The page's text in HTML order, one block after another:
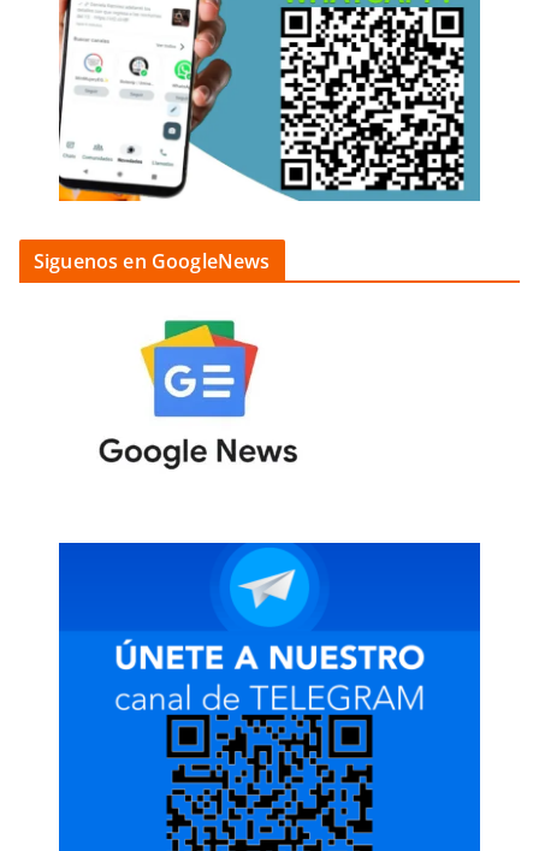
Siguenos en GoogleNews